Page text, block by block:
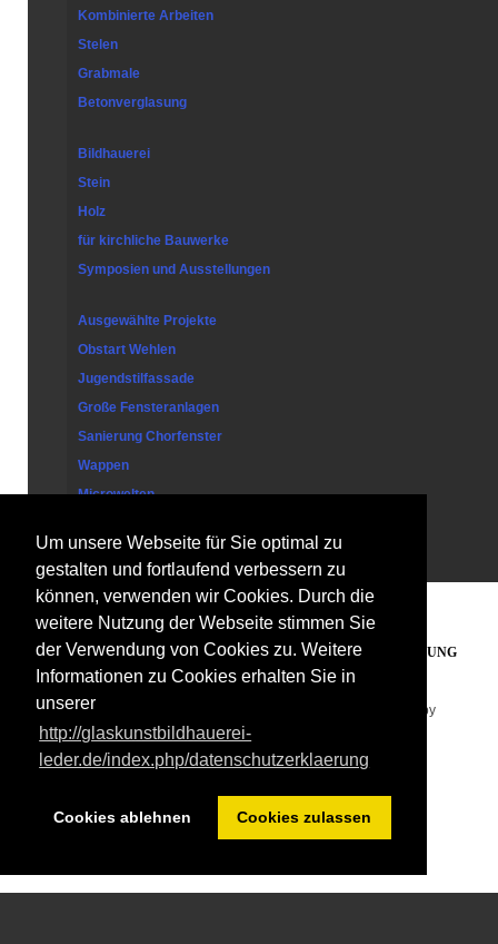
Um unsere Webseite für Sie optimal zu
gestalten und fortlaufend verbessern zu
können, verwenden wir Cookies. Durch die
weitere Nutzung der Webseite stimmen Sie
der Verwendung von Cookies zu. Weitere
Informationen zu Cookies erhalten Sie in
unserer
http://glaskunstbildhauerei-
leder.de/index.php/datenschutzerklaerung
Cookies ablehnen Cookies zulassen
Kombinierte Arbeiten
Stelen
Grabmale
Betonverglasung
Bildhauerei
Stein
Holz
für kirchliche Bauwerke
Symposien und Ausstellungen
Ausgewählte Projekte
Obstart Wehlen
Jugendstilfassade
Große Fensteranlagen
Sanierung Chorfenster
Wappen
Microwelten
Kontakt
PARTNERLINKS IMPRESSUM DATENSCHUTZERKLÄRUNG
Copyright © 2026. Glaskunst Bildhauerei Leder . Designed by
Shape5.comJoomla Templates